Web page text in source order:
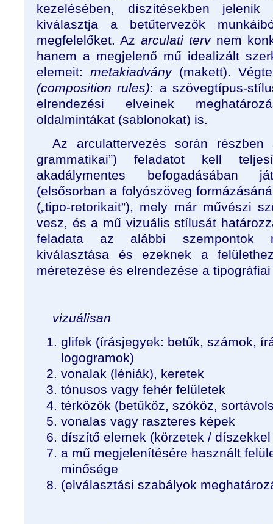
kezelésében, díszítésekben
kiválasztja a betűtervezők
megfelelőket. Az arculati tervnem
hanem a megjelenő mű idealizált
elemeit: metakiadvány (makett).
(composition rules): a szövegtípus-
elrendezési elveinek
oldalmintákat (sablonokat) is.
Az arculattervezés során részben
grammatikai”) feladatot kell
akadálymentes befogadásában
(elsősorban a folyószöveg
(„tipo-retorikait”), mely már művészi
vesz, és a mű vizuális stílusát
feladata az alábbi szempontok
kiválasztása és ezeknek a
méretezése és elrendezése a
vizuálisan
glifek (írásjegyek: betűk, számok,
logogramok)
vonalak (léniák), keretek
tónusos vagy fehér felületek
térközök (betűköz, szóköz,
vonalas vagy raszteres képek
díszítő elemek (körzetek /
a mű megjelenítésére használt
minősége
(elválasztási szabályok